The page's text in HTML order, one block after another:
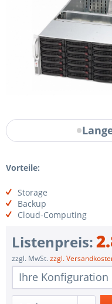
Vorteile:
Storage
Backup
Cloud-Computing
Listenpreis:
zzgl. MwSt.zzgl.
Ihre Konfiguration
1 Stk.
BA-SXE35SG-